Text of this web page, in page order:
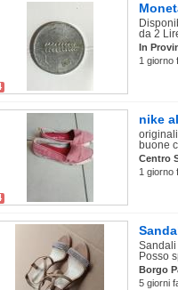
da 2
In
1 giorno
nike
buone
Centro
1 giorno
Sandali
Posso
Borgo
5 giorni